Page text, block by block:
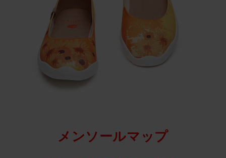
メンソールマップ